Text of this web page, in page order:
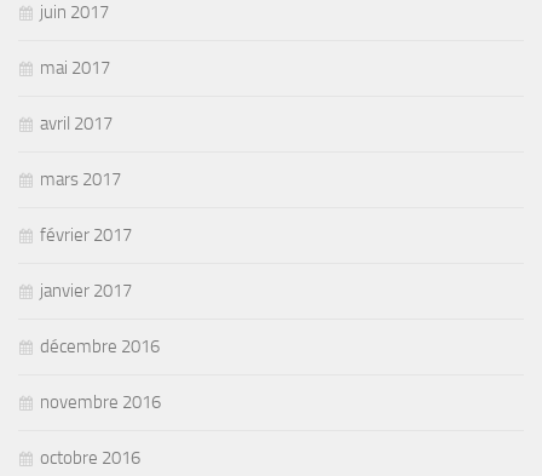
juin 2017
mai 2017
avril 2017
mars 2017
février 2017
janvier 2017
décembre 2016
novembre 2016
octobre 2016